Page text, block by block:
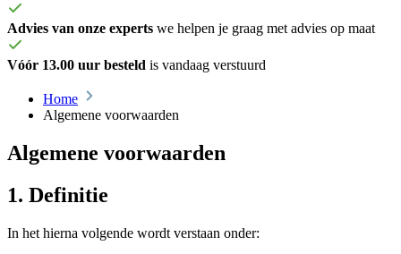
Advies van onze experts we helpen je graag met advies op maat
Vóór 13.00 uur besteld is vandaag verstuurd
Home
Algemene voorwaarden
Algemene voorwaarden
1. Definitie
In het hierna volgende wordt verstaan onder: